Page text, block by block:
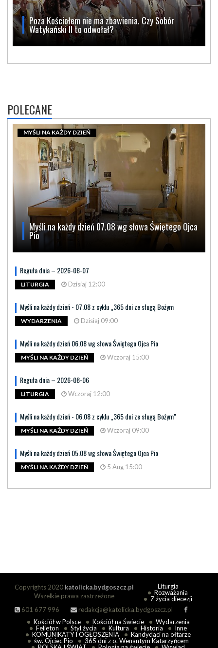
Poza Kościołem nie ma zbawienia. Czy Sobór
Watykański II to odwołał?
POLECANE
Myśli na każdy dzień 07.08 wg słowa Świętego Ojca
Pio
MYŚLI NA KAŻDY DZIEŃ
Reguła dnia – 2026-08-07
LITURGIA Dzisiaj 12:00
Myśli na każdy dzień - 07.08 z cyklu „365 dni ze sługą Bożym
WYDARZENIA Dzisiaj 09:00
Myśli na każdy dzień 06.08 wg słowa Świętego Ojca Pio
MYŚLI NA KAŻDY DZIEŃ Wczoraj 15:00
Reguła dnia – 2026-08-06
LITURGIA Wczoraj 12:00
Myśli na każdy dzień - 06.08 z cyklu „365 dni ze sługą Bożym"
MYŚLI NA KAŻDY DZIEŃ Wczoraj 09:00
Myśli na każdy dzień 05.08 wg słowa Świętego Ojca Pio
MYŚLI NA KAŻDY DZIEŃ 5 Aug 15:00
Copyrights 2020 katolicka.bydgoszcz.pl
Wszelkie prawa zastrzeżone
601 677 996
redakcja@katolicka.bydgoszcz.pl
Liturgia
Rozważania
Z życia diecezji
Kościół w Polsce Kościół na Świecie
Wydarzenia
Felieton
Styl życia Kultura Historia
Inne
KOMUNIKATY I OGŁOSZENIA
Kandydaci na ołtarze
św. Ojciec Pio
365 dni z o. Wenantym Katarzyńcem